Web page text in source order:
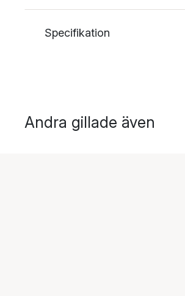
Specifikation
Andra gillade även